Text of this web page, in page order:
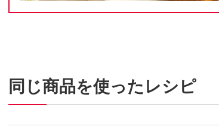
同じ商品を使ったレシピ